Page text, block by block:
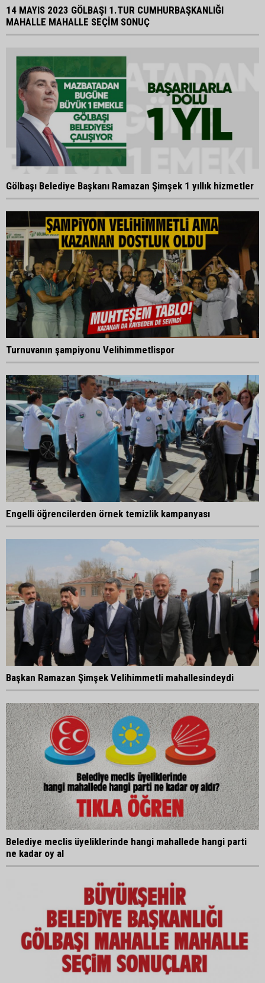
14 MAYIS 2023 GÖLBAŞI 1.TUR CUMHURBAŞKANLIĞI
MAHALLE MAHALLE SEÇİM SONUÇ
Gölbaşı Belediye Başkanı Ramazan Şimşek 1 yıllık hizmetler
Turnuvanın şampiyonu Velihimmetlispor
Engelli öğrencilerden örnek temizlik kampanyası
Başkan Ramazan Şimşek Velihimmetli mahallesindeydi
Belediye meclis üyeliklerinde hangi mahallede hangi parti
ne kadar oy al